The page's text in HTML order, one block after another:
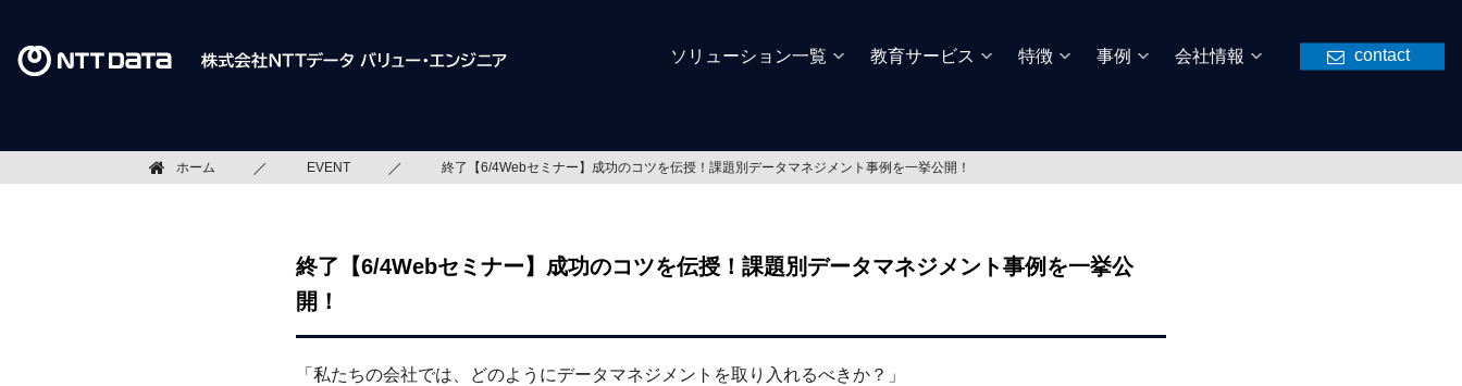
ソリューション一覧 教育サービス 特徴 事例 会社情報 contact
ホーム EVENT 終了【6/4Webセミナー】成功のコツを伝授！課題別データマネジメント事例を一挙公開！
終了【6/4Webセミナー】成功のコツを伝授！課題別データマネジメント事例を一挙公
開！
「私たちの会社では、 どのようにデータマネジメントを取り入れるべきか？」